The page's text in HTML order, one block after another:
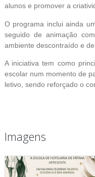
alunos e promover a
O programa inclui ainda
seguido de animação
ambiente descontraído e de
A iniciativa tem como
escolar num momento de
letivo, sendo reforçado o
Imagens